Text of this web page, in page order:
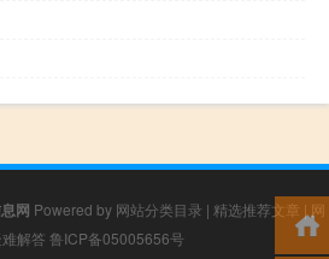
网 Powered by 网站分类目录 | 精选推荐文章 | 网
解答 鲁ICP备05005656号